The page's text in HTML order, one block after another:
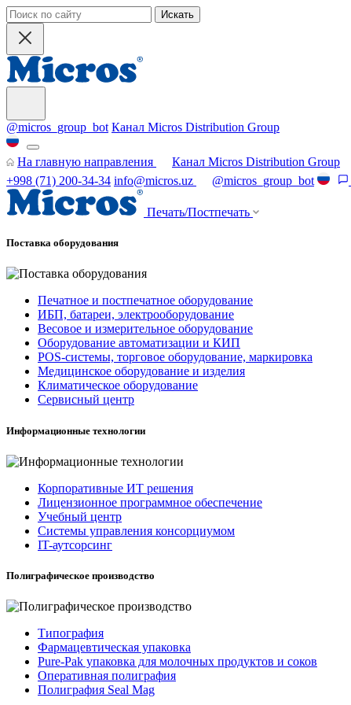
Искать
@micros_group_bot Канал Micros Distribution Group
На главную направления
Канал Micros Distribution Group
+998 (71) 200-34-34 info@micros.uz @micros_group_bot
Печать/Постпечать
Поставка оборудования
Печатное и постпечатное оборудование
ИБП, батареи, электрооборудование
Весовое и измерительное оборудование
Оборудование автоматизации и КИП
POS-системы, торговое оборудование, маркировка
Медицинское оборудование и изделия
Климатическое оборудование
Сервисный центр
Информационные технологии
Корпоративные ИТ решения
Лицензионное программное обеспечение
Учебный центр
Системы управления консорциумом
IT-аутсорсинг
Полиграфическое производство
Типография
Фармацевтическая упаковка
Pure-Pak упаковка для молочных продуктов и соков
Оперативная полиграфия
Полиграфия Seal Mag